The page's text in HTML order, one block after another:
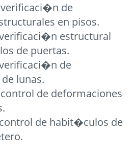
de
en pisos.
estructural
de puertas.
de
lunas.
de deformaciones
de habit�culos de